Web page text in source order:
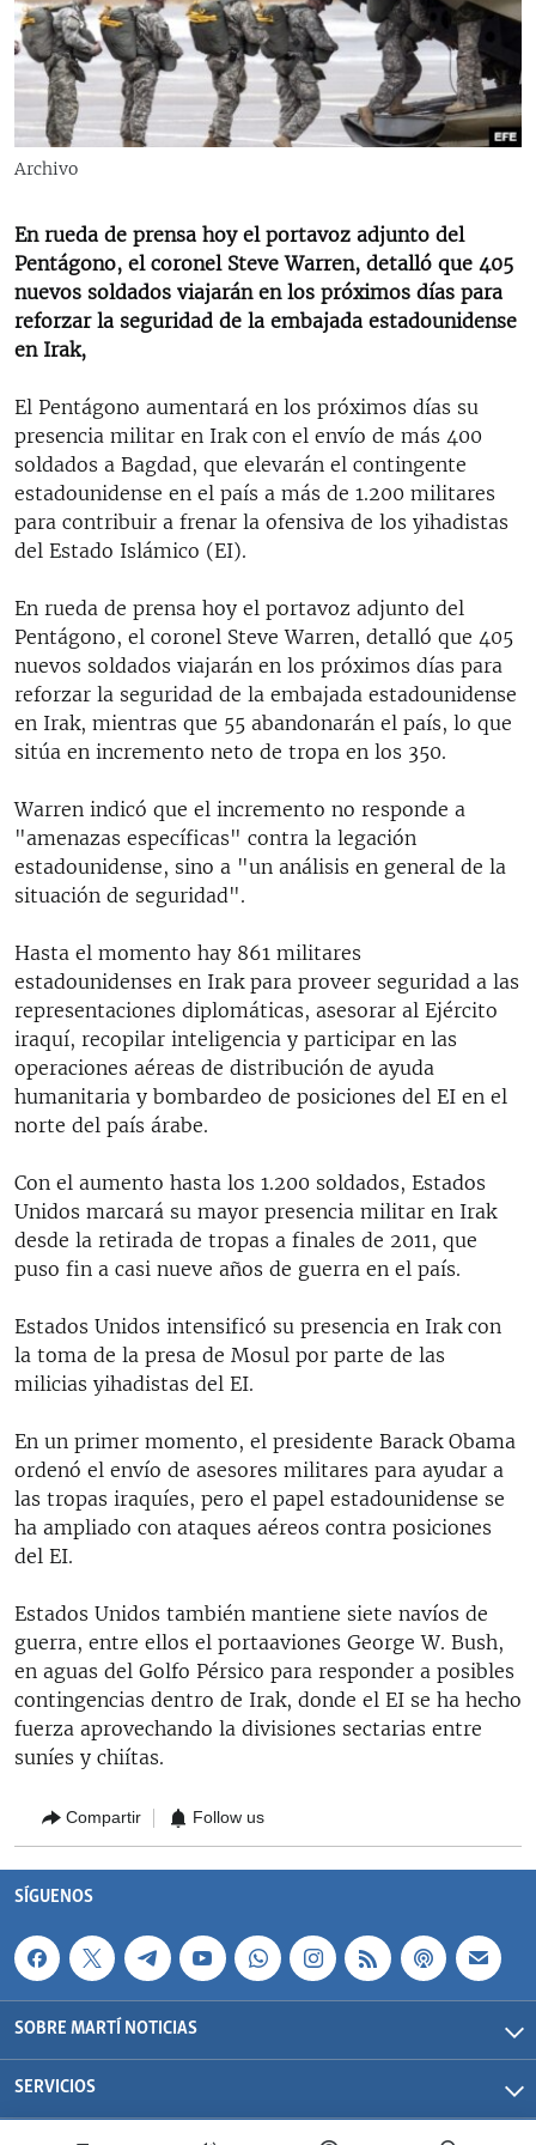
RADIO MARTÍ
ESPECIALES
ESPECIALES
LA REALIDAD DE LA VIVIENDA EN CUBA
KENTU-CUBANO
LOS SANTOS DE HIALEAH
DESINFORMACIÓN RUSA EN AMÉRICA LATINA
LA INVASIÓN DE RUSIA A UCRANIA
MULTIMEDIA
EDITORIALES
Archivo
En rueda de prensa hoy el portavoz adjunto del
Pentágono, el coronel Steve Warren, detalló que 405
nuevos soldados viajarán en los próximos días para
reforzar la seguridad de la embajada estadounidense
en Irak,
El Pentágono aumentará en los próximos días su
presencia militar en Irak con el envío de más 400
soldados a Bagdad, que elevarán el contingente
estadounidense en el país a más de 1.200 militares
para contribuir a frenar la ofensiva de los yihadistas
del Estado Islámico (EI).
En rueda de prensa hoy el portavoz adjunto del
Pentágono, el coronel Steve Warren, detalló que 405
nuevos soldados viajarán en los próximos días para
reforzar la seguridad de la embajada estadounidense
en Irak, mientras que 55 abandonarán el país, lo que
sitúa en incremento neto de tropa en los 350.
Warren indicó que el incremento no responde a
"amenazas específicas" contra la legación
estadounidense, sino a "un análisis en general de la
situación de seguridad".
Hasta el momento hay 861 militares
estadounidenses en Irak para proveer seguridad a las
representaciones diplomáticas, asesorar al Ejército
iraquí, recopilar inteligencia y participar en las
operaciones aéreas de distribución de ayuda
humanitaria y bombardeo de posiciones del EI en el
norte del país árabe.
Con el aumento hasta los 1.200 soldados, Estados
Unidos marcará su mayor presencia militar en Irak
desde la retirada de tropas a finales de 2011, que
puso fin a casi nueve años de guerra en el país.
Estados Unidos intensificó su presencia en Irak con
la toma de la presa de Mosul por parte de las
milicias yihadistas del EI.
En un primer momento, el presidente Barack Obama
ordenó el envío de asesores militares para ayudar a
las tropas iraquíes, pero el papel estadounidense se
ha ampliado con ataques aéreos contra posiciones
del EI.
Estados Unidos también mantiene siete navíos de
guerra, entre ellos el portaaviones George W. Bush,
en aguas del Golfo Pérsico para responder a posibles
contingencias dentro de Irak, donde el EI se ha hecho
fuerza aprovechando la divisiones sectarias entre
suníes y chiítas.
Compartir Follow us
SÍGUENOS
SOBRE MARTÍ NOTICIAS
SERVICIOS